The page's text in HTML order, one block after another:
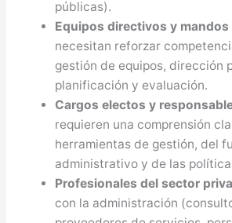
públicas).
Equipos directivos y
necesitan reforzar
gestión de equipos, dirección
planificación y evaluación.
Cargos electos y
requieren una comprensión
herramientas de gestión, del
administrativo y de las
Profesionales del sector
con la administración